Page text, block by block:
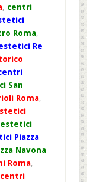
, centri
Roma,
Re
San
Roma,
Piazza
Navona
Roma,
centri